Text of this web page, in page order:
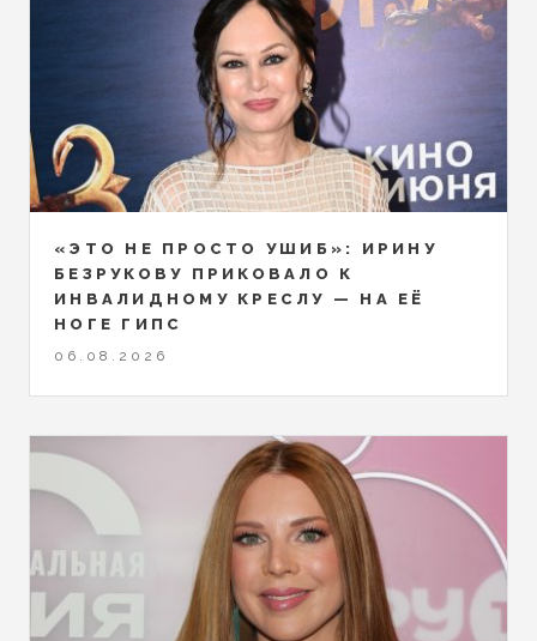
«ЭТО НЕ ПРОСТО УШИБ»: ИРИНУ
БЕЗРУКОВУ ПРИКОВАЛО К
ИНВАЛИДНОМУ КРЕСЛУ — НА ЕЁ
НОГЕ ГИПС
06.08.2026